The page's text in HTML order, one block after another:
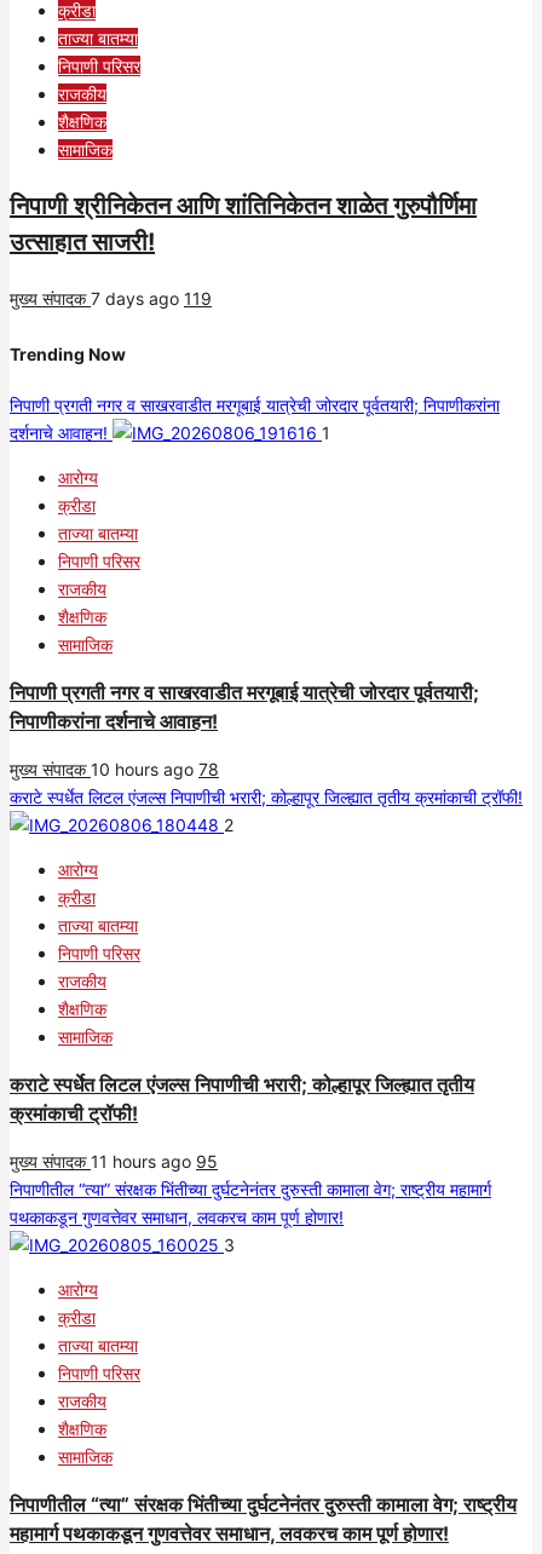
क्रीडा
ताज्या बातम्या
निपाणी परिसर
राजकीय
शैक्षणिक
सामाजिक
निपाणी श्रीनिकेतन आणि शांतिनिकेतन शाळेत गुरुपौर्णिमा
उत्साहात साजरी!
मुख्य संपादक7 days ago 119
Trending Now
निपाणी प्रगती नगर व साखरवाडीत मरगूबाई यात्रेची जोरदार पूर्वतयारी; निपाणीकरांना
दर्शनाचे आवाहन!
1
आरोग्य
क्रीडा
ताज्या बातम्या
निपाणी परिसर
राजकीय
शैक्षणिक
सामाजिक
निपाणी प्रगती नगर व साखरवाडीत मरगूबाई यात्रेची जोरदार पूर्वतयारी;
निपाणीकरांना दर्शनाचे आवाहन!
मुख्य संपादक10 hours ago 78
कराटे स्पर्धेत लिटल एंजल्स निपाणीची भरारी; कोल्हापूर जिल्ह्यात तृतीय क्रमांकाची ट्रॉफी!
2
आरोग्य
क्रीडा
ताज्या बातम्या
निपाणी परिसर
राजकीय
शैक्षणिक
सामाजिक
कराटे स्पर्धेत लिटल एंजल्स निपाणीची भरारी; कोल्हापूर जिल्ह्यात तृतीय
क्रमांकाची ट्रॉफी!
मुख्य संपादक11 hours ago 95
निपाणीतील “त्या” संरक्षक भिंतीच्या दुर्घटनेनंतर दुरुस्ती कामाला वेग; राष्ट्रीय महामार्ग
पथकाकडून गुणवत्तेवर समाधान, लवकरच काम पूर्ण होणार!
3
आरोग्य
क्रीडा
ताज्या बातम्या
निपाणी परिसर
राजकीय
शैक्षणिक
सामाजिक
निपाणीतील “त्या” संरक्षक भिंतीच्या दुर्घटनेनंतर दुरुस्ती कामाला वेग; राष्ट्रीय
महामार्ग पथकाकडून गुणवत्तेवर समाधान, लवकरच काम पूर्ण होणार!